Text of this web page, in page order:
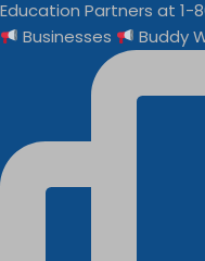
Businesses Buddy